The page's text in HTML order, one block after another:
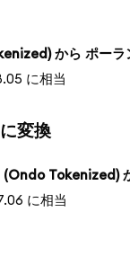
から ポーラ
に相当
変換
Tokenized)
に相当